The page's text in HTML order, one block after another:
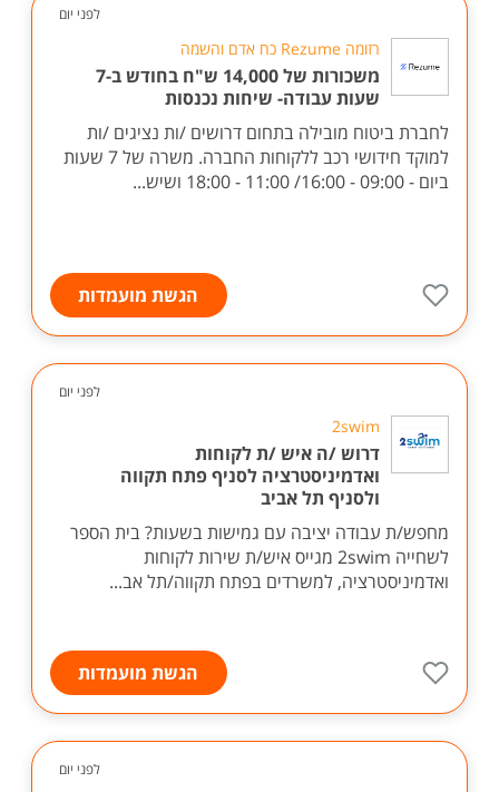
לפני יום
רזומה Rezume כח אדם והשמה
משכורות של 14,000 ש"ח בחודש ב-7
שעות עבודה- שיחות נכנסות
לחברת ביטוח מובילה בתחום דרושים /ות נציגים /ות
למוקד חידושי רכב ללקוחות החברה. משרה של 7 שעות
ביום - 09:00 - 16:00/ 11:00 - 18:00 ושיש...
הגשת מועמדות
לפני יום
2swim
דרוש /ה איש /ת לקוחות
ואדמיניסטרציה לסניף פתח תקווה
ולסניף תל אביב
מחפש/ת עבודה יציבה עם גמישות בשעות? בית הספר
לשחייה 2swim מגייס איש/ת שירות לקוחות
ואדמיניסטרציה, למשרדים בפתח תקווה/תל אב...
הגשת מועמדות
לפני יום